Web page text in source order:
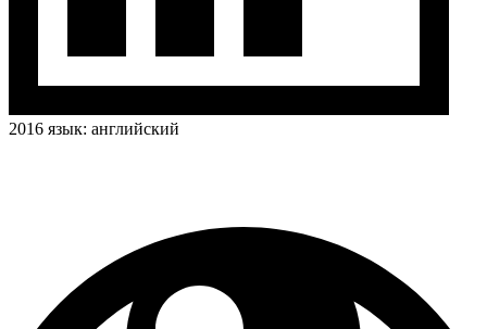
2016 язык: английский